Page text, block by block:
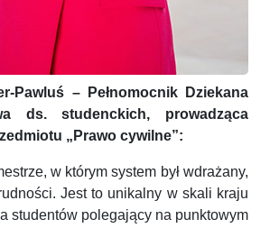
Pawluś – Pełnomocnik Dziekana
ds. studenckich, prowadząca
„Prawo cywilne”:
w którym system był wdrażany,
Jest to unikalny w skali kraju
studentów polegający na punktowym